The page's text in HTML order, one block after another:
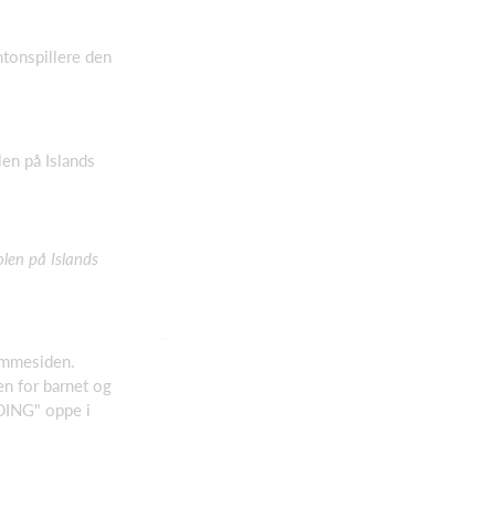
den
på Islands
på Islands
for barnet og
oppe i